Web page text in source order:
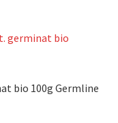
bio 100g Germline